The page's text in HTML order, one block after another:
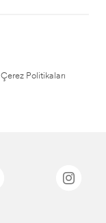
Çerez Politikaları